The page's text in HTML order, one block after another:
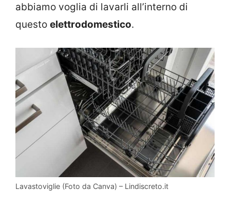
abbiamo voglia di lavarli all’interno di
questo elettrodomestico.
Lavastoviglie (Foto da Canva) – Lindiscreto.it